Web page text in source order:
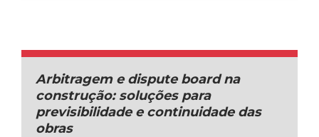
Arbitragem e dispute board na
construção: soluções para
previsibilidade e continuidade das
obras